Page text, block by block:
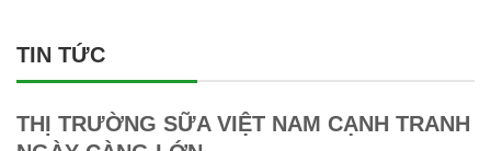
TIN TỨC
THỊ TRƯỜNG SỮA VIỆT NAM CẠNH TRANH